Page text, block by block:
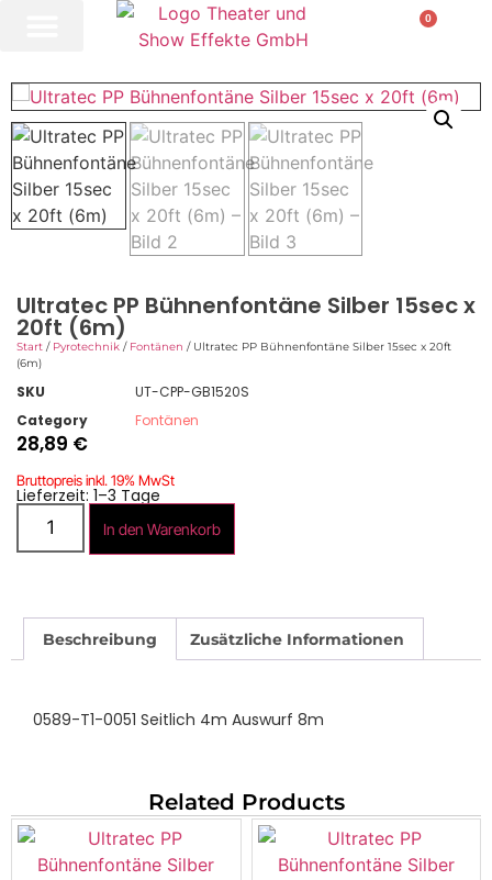
0
Ultratec PP Bühnenfontäne Silber 15sec x
20ft (6m)
Start / Pyrotechnik / Fontänen / Ultratec PP Bühnenfontäne Silber 15sec x 20ft
(6m)
SKU
UT-CPP-GB1520S
Category
Fontänen
28,89 €
Bruttopreis inkl. 19% MwSt
Lieferzeit: 1–3 Tage
In den Warenkorb
Beschreibung Zusätzliche Informationen
0589-T1-0051 Seitlich 4m Auswurf 8m
Related Products